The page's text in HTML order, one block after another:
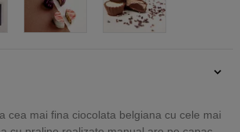
cea mai fina ciocolata belgiana cu cele mai